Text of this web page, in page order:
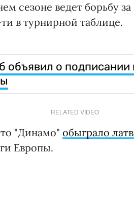
сезоне ведет борьбу
в турнирной таблице.
объявил о
RELATED VIDEO
"Динамо" обыграло
Европы.